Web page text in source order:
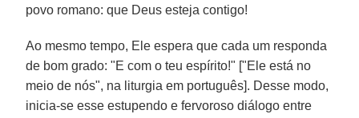
povo romano: que Deus esteja contigo!
Ao mesmo tempo, Ele espera que cada um responda
de bom grado: "E com o teu espírito!" ["Ele está no
meio de nós", na liturgia em português]. Desse modo,
inicia-se esse estupendo e fervoroso diálogo entre